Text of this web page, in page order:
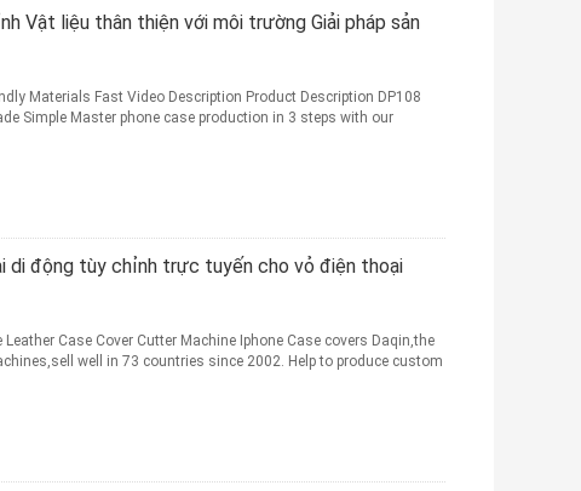
Vật liệu thân thiện với môi trường Giải pháp sản
Materials Fast Video Description Product Description DP108
Simple Master phone case production in 3 steps with our
di động tùy chỉnh trực tuyến cho vỏ điện thoại
Case Cover Cutter Machine Iphone Case covers Daqin,the
well in 73 countries since 2002. Help to produce custom